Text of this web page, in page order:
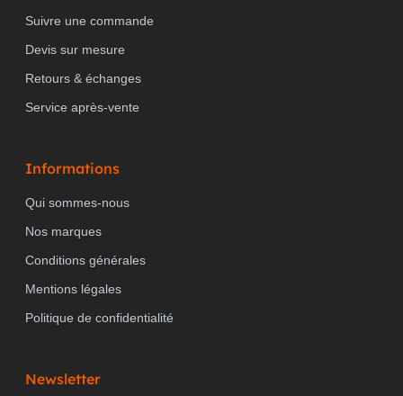
Suivre une commande
Devis sur mesure
Retours & échanges
Service après-vente
Informations
Qui sommes-nous
Nos marques
Conditions générales
Mentions légales
Politique de confidentialité
Newsletter